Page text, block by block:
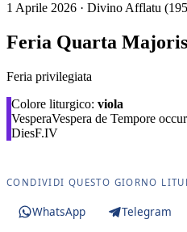
1 Aprile 2026 · Divino Afflatu
Feria Quarta
Feria privilegiata
Colore liturgico: viola
VesperaVespera de Tempore
DiesF.IV
CONDIVIDI QUESTO GIORNO
WhatsApp Telegram